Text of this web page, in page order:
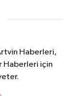
Haberleri,
Haberleri için